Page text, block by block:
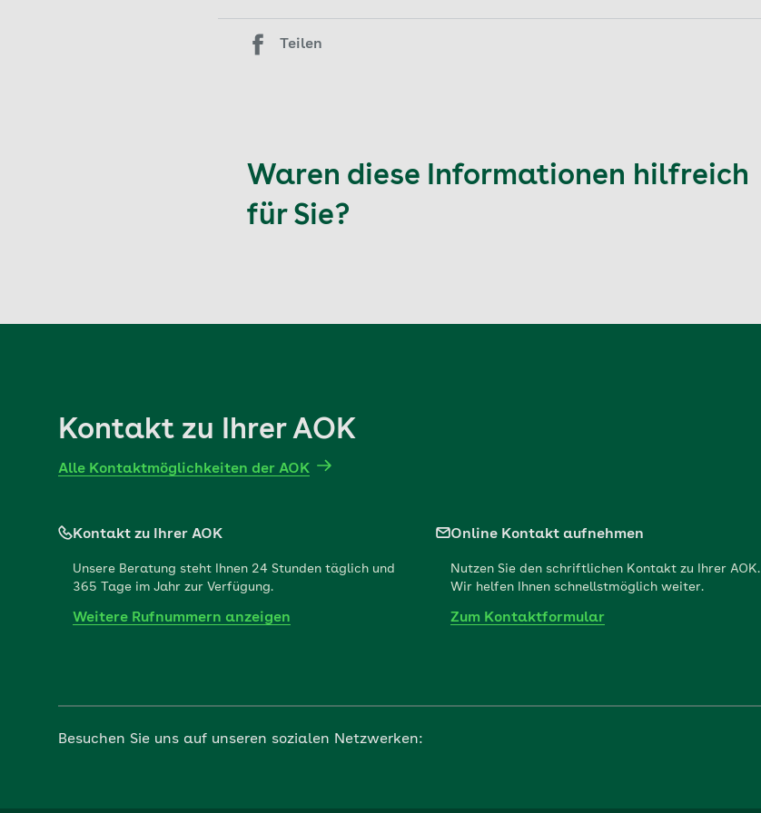
Teilen
Waren diese Informationen hilfreich
für Sie?
Kontakt zu Ihrer AOK
Alle Kontaktmöglichkeiten der AOK
Kontakt zu Ihrer AOK
Unsere Beratung steht Ihnen 24 Stunden täglich und
365 Tage im Jahr zur Verfügung.
Weitere Rufnummern anzeigen
Online Kontakt aufnehmen
Nutzen Sie den schriftlichen Kontakt zu Ihrer AOK.
Wir helfen Ihnen schnellstmöglich weiter.
Zum Kontaktformular
Besuchen Sie uns auf unseren sozialen Netzwerken: